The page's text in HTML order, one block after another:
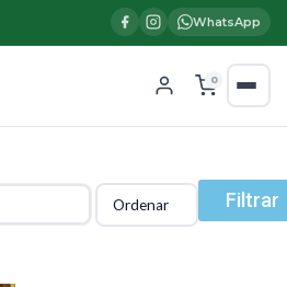
WhatsApp
0
Filtrar